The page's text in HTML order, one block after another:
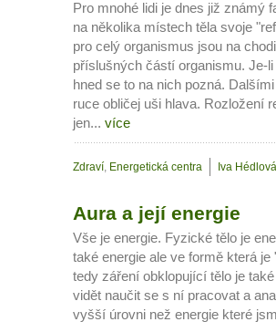
Pro mnohé lidi je dnes již známý
na několika místech těla svoje
pro celý organismus jsou na
příslušných částí organismu. Je-
hned se to na nich pozná.
ruce obličej uši hlava. Rozložení
jen... více
Zdraví, Energetická centra Iva Hédlová
Aura a její energie
Vše je energie. Fyzické tělo je
také energie ale ve formě která
tedy záření obklopující tělo je
vidět naučit se s ní pracovat a
vyšší úrovni než energie které